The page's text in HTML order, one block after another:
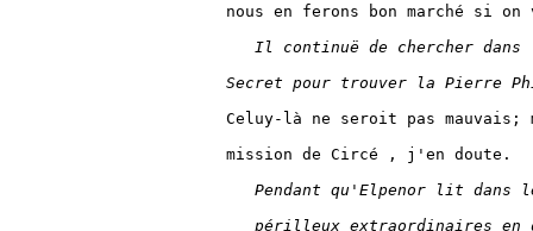
nous en ferons bon marché si on
Il continuë de chercher
Secret pour trouver la Pierre
Celuy-là ne seroit pas mauvais;
mission de Circé , j'en doute.
Pendant qu'Elpenor lit
périlleux extraordinaires en